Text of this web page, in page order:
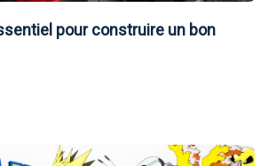
pour construire un bon